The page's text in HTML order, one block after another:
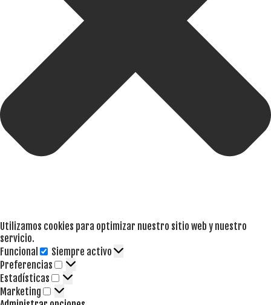
Utilizamos cookies para optimizar nuestro sitio web y nuestro
servicio.
Funcional
Funcional
Siempre activo
Preferencias
Preferencias
Estadísticas Estadísticas
Marketing Marketing